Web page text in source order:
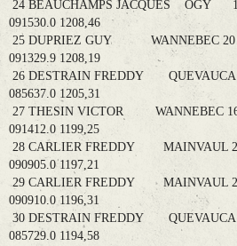
24 BEAUCHAMPS JACQUES OGY
091530.0 1208,46
25 DUPRIEZ GUY WANNEBEC 20
091329.9 1208,19
26 DESTRAIN FREDDY
085637.0 1205,31
27 THESIN VICTOR WANNEBEC
091412.0 1199,25
28 CARLIER FREDDY MAINVAUL 21
090905.0 1197,21
29 CARLIER FREDDY MAINVAUL
090910.0 1196,31
30 DESTRAIN FREDDY
085729.0 1194,58